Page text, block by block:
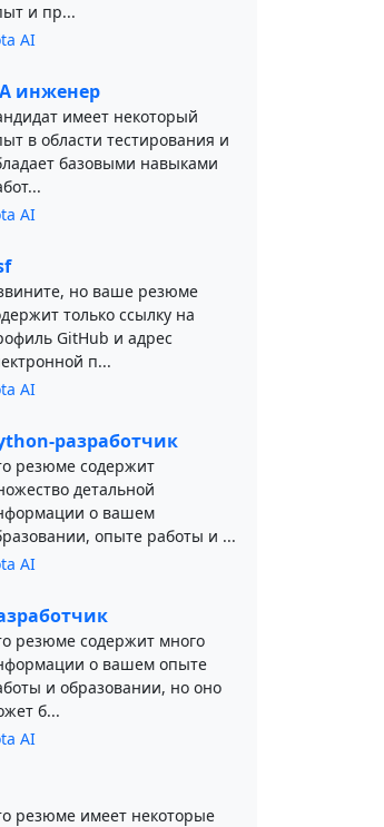
и пр...
AI
инженер
имеет некоторый
в области тестирования и
базовыми навыками
AI
но ваше резюме
только ссылку на
GitHub и адрес
п...
AI
разработчик
резюме содержит
детальной
о вашем
опыте работы и ...
AI
резюме содержит много
о вашем опыте
и образовании, но оно
б...
AI
резюме имеет некоторые